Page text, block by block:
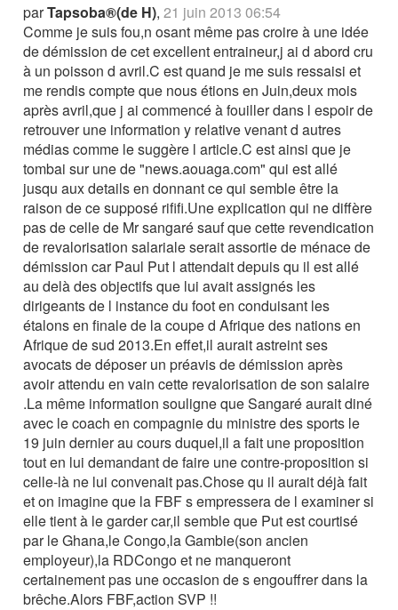
parTapsoba®(de H),21 juin 2013 06:54
Comme je suis fou,n osant même pas croire à une idée
de démission de cet excellent entraineur,j ai d abord cru
à un poisson d avril.C est quand je me suis ressaisi et
me rendis compte que nous étions en Juin,deux mois
après avril,que j ai commencé à fouiller dans l espoir de
retrouver une information y relative venant d autres
médias comme le suggère l article.C est ainsi que je
tombai sur une de "news.aouaga.com" qui est allé
jusqu aux details en donnant ce qui semble être la
raison de ce supposé rififi.Une explication qui ne diffère
pas de celle de Mr sangaré sauf que cette revendication
de revalorisation salariale serait assortie de ménace de
démission car Paul Put l attendait depuis qu il est allé
au delà des objectifs que lui avait assignés les
dirigeants de l instance du foot en conduisant les
étalons en finale de la coupe d Afrique des nations en
Afrique de sud 2013.En effet,il aurait astreint ses
avocats de déposer un préavis de démission après
avoir attendu en vain cette revalorisation de son salaire
.La même information souligne que Sangaré aurait diné
avec le coach en compagnie du ministre des sports le
19 juin dernier au cours duquel,il a fait une proposition
tout en lui demandant de faire une contre-proposition si
celle-là ne lui convenait pas.Chose qu il aurait déjà fait
et on imagine que la FBF s empressera de l examiner si
elle tient à le garder car,il semble que Put est courtisé
par le Ghana,le Congo,la Gambie(son ancien
employeur),la RDCongo et ne manqueront
certainement pas une occasion de s engouffrer dans la
brêche.Alors FBF,action SVP !!